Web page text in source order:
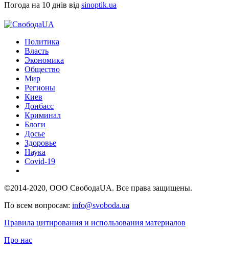
Погода на 10 днів від sinoptik.ua
Политика
Власть
Экономика
Общество
Мир
Регионы
Киев
Донбасс
Криминал
Блоги
Досье
Здоровье
Наука
Covid-19
©2014-2020, ООО СвободаUA. Все права защищены.
По всем вопросам: info@svoboda.ua
Правила цитирования и использования материалов
Про нас